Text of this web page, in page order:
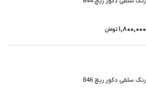
1,800,000 تومان
رنگ سلفی دکور ریچ 846